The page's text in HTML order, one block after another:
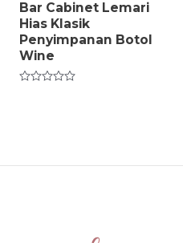
Bar Cabinet Lemari
Hias Klasik
Penyimpanan Botol
Wine